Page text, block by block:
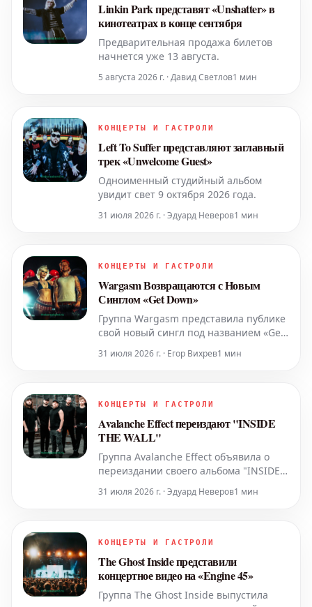
Linkin Park представят «Unshatter» в
кинотеатрах в конце сентября
Предварительная продажа билетов
начнется уже 13 августа.
5 августа 2026 г. · Давид Светлов1 мин
КОНЦЕРТЫ И ГАСТРОЛИ
Left To Suffer представляют заглавный
трек «Unwelcome Guest»
Одноименный студийный альбом
увидит свет 9 октября 2026 года.
31 июля 2026 г. · Эдуард Неверов1 мин
КОНЦЕРТЫ И ГАСТРОЛИ
Wargasm Возвращаются с Новым
Синглом «Get Down»
Группа Wargasm представила публике
свой новый сингл под названием «Get
первый релиз после недавнего и
истории коллектива.
31 июля 2026 г. · Егор Вихрев1 мин
КОНЦЕРТЫ И ГАСТРОЛИ
Avalanche Effect переиздают "INSIDE
THE WALL"
Группа Avalanche Effect объявила о
переиздании своего альбома "INSIDE
следующей студийной записью
31 июля 2026 г. · Эдуард Неверов1 мин
КОНЦЕРТЫ И ГАСТРОЛИ
The Ghost Inside представили
концертное видео на «Engine 45»
Группа The Ghost Inside выпустила